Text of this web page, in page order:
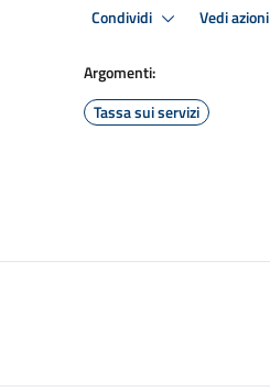
Condividi Vedi azioni
Argomenti:
Tassa sui servizi